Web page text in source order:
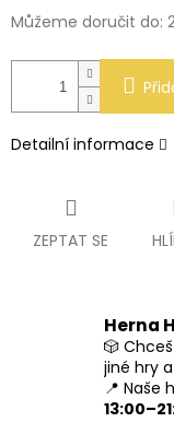
Můžeme doručit do:
Detailní informace
ZEPTAT SE
Herna
🎲
jiné hry
📍 Naše